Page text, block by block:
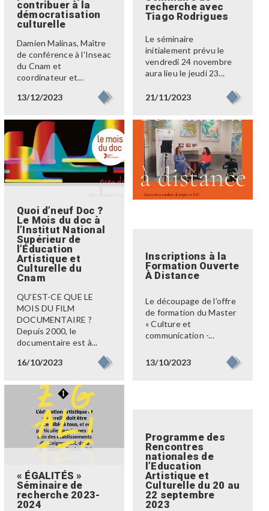
contribuer à la
démocratisation
culturelle
Damien Malinas, Maître
de conférence à l'Inseac
du Cnam et
coordinateur et...
13/12/2023
recherche avec
Tiago Rodrigues
Le séminaire
initialement prévu le
vendredi 24 novembre
aura lieu le jeudi 23...
21/11/2023
Quoi d’neuf Doc ?
Le Mois du doc à
l’Institut National
Supérieur de
l’Éducation
Artistique et
Culturelle du
Cnam
QU’EST-CE QUE LE
MOIS DU FILM
DOCUMENTAIRE ?
Depuis 2000, le
documentaire est à...
16/10/2023
Inscriptions à la
Formation Ouverte
À Distance
Le découpage de l’offre
de formation du Master
« Culture et
communication -...
13/10/2023
« ÉGALITÉS »
Séminaire de
recherche 2023-
2024
Programme des
Rencontres
nationales de
l’Education
Artistique et
Culturelle du 20 au
22 septembre
2023